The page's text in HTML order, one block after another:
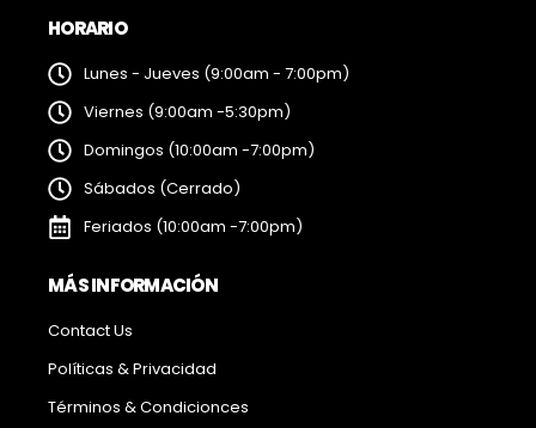
HORARIO
Lunes - Jueves (9:00am - 7:00pm)
Viernes (9:00am -5:30pm)
Domingos (10:00am -7:00pm)
Sábados (Cerrado)
Feriados (10:00am -7:00pm)
MÁS INFORMACIÓN
Contact Us
Políticas & Privacidad
Términos & Condicionces